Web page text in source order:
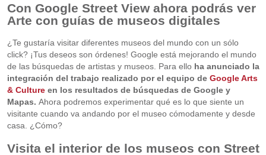
Con Google Street View ahora podrás ver
Arte con guías de museos digitales
¿Te gustaría visitar diferentes museos del mundo con un sólo
click? ¡Tus deseos son órdenes! Google está mejorando el mundo
de las búsquedas de artistas y museos. Para ello ha anunciado la
integración del trabajo realizado por el equipo de Google Arts
& Cultureen los resultados de búsquedas de Google y
Mapas. Ahora podremos experimentar qué es lo que siente un
visitante cuando va andando por el museo cómodamente y desde
casa. ¿Cómo?
Visita el interior de los museos con Street